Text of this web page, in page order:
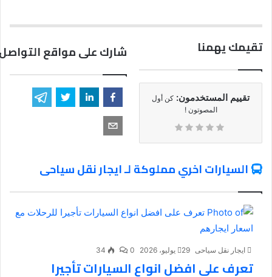
تقيمك يهمنا
تقييم المستخدمون: كن أول
المصوتون !
شارك على مواقع
السيارات اخري مملوكة لـ ايجار نقل سياحى
ايجار نقل سياحى 29 يوليو، 2026 0
34
تعرف على افضل انواع السيارات تأجيرا